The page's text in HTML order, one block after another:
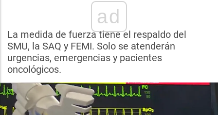
ad
La medida de fuerza tiene el respaldo del
SMU, la SAQ y FEMI. Solo se atenderán
urgencias, emergencias y pacientes
oncológicos.